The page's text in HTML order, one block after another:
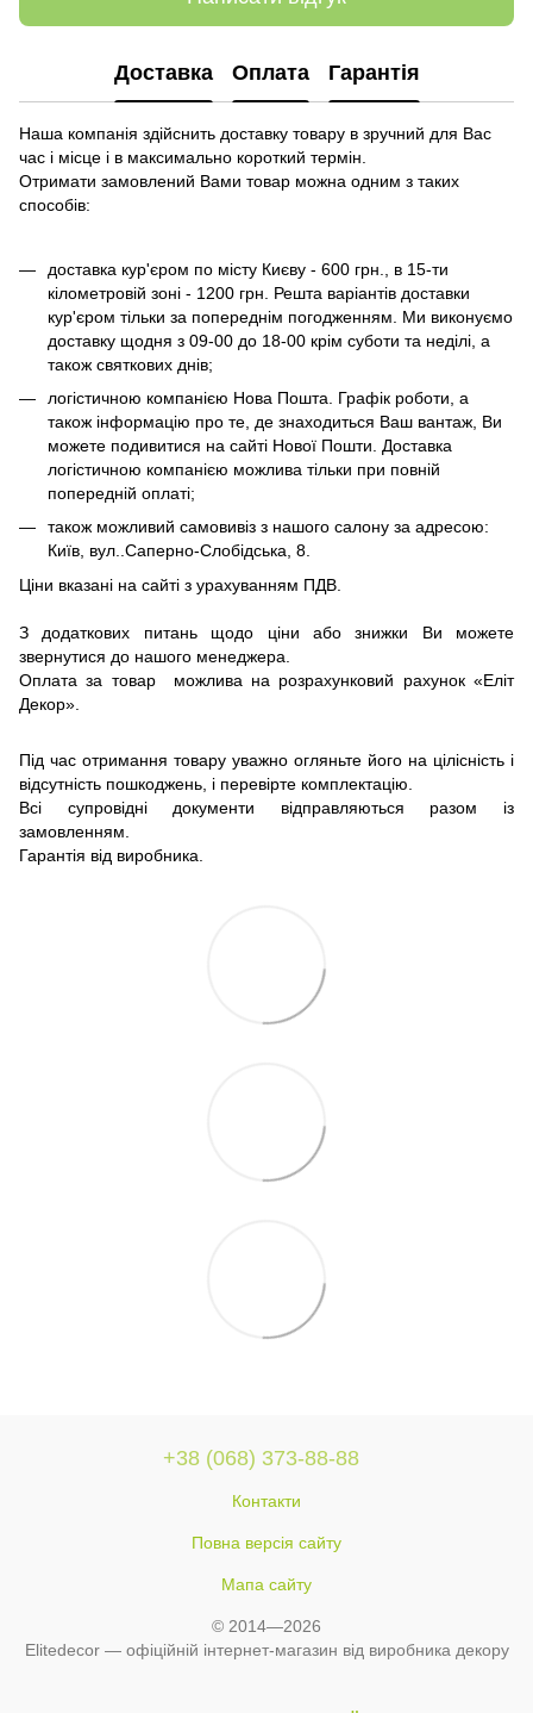
Доставка Оплата Гарантія
Наша компанія здійснить доставку товару в зручний для Вас
час і місце і в максимально короткий термін.
Отримати замовлений Вами товар можна одним з таких
способів:
доставка кур'єром по місту Києву - 600 грн., в 15-ти
кілометровій зоні - 1200 грн. Решта варіантів доставки
кур'єром тільки за попереднім погодженням. Ми виконуємо
доставку щодня з 09-00 до 18-00 крім суботи та неділі, а
також святкових днів;
логістичною компанією Нова Пошта. Графік роботи, а
також інформацію про те, де знаходиться Ваш вантаж, Ви
можете подивитися на сайті Нової Пошти. Доставка
логістичною компанією можлива тільки при повній
попередній оплаті;
також можливий самовивіз з нашого салону за адресою:
Київ, вул..Саперно-Слобідська, 8.
Ціни вказані на сайті з урахуванням ПДВ.
З додаткових питань щодо ціни або знижки Ви можете
звернутися до нашого менеджера.
Оплата за товар можлива на розрахунковий рахунок «Еліт
Декор».
Під час отримання товару уважно огляньте його на цілісність і
відсутність пошкоджень, і перевірте комплектацію.
Всі супровідні документи відправляються разом із
замовленням.
Гарантія від виробника.
+38 (068) 373-88-88
Контакти
Повна версія сайту
Мапа сайту
© 2014—2026
Elitedecor — офіційній інтернет-магазин від виробника декору